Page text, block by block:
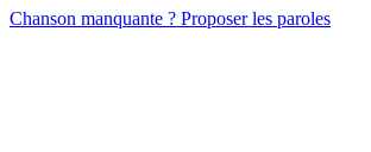
Chanson manquante ? Proposer les paroles